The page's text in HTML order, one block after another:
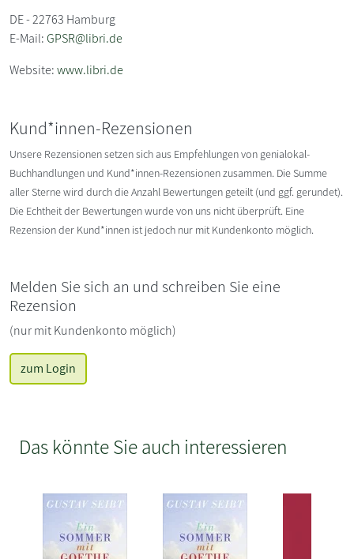
DE - 22763 Hamburg
E-Mail:GPSR@libri.de
Website:www.libri.de
Kund*innen-Rezensionen
Unsere Rezensionen setzen sich aus Empfehlungen von genialokal-
Buchhandlungen und Kund*innen-Rezensionen zusammen. Die Summe
aller Sterne wird durch die Anzahl Bewertungen geteilt (und ggf. gerundet).
Die Echtheit der Bewertungen wurde von uns nicht überprüft. Eine
Rezension der Kund*innen ist jedoch nur mit Kundenkonto möglich.
Melden Sie sich an und schreiben Sie eine
Rezension
(nur mit Kundenkonto möglich)
zum Login
Das könnte Sie auch interessieren